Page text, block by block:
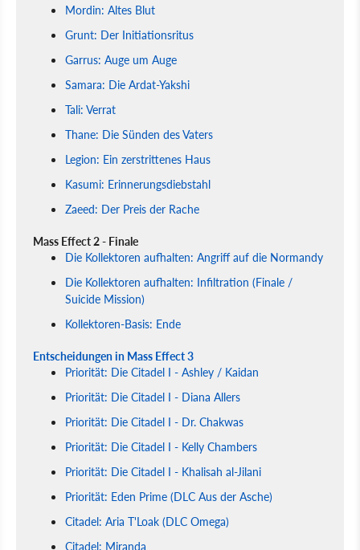
Mordin: Altes Blut
Grunt: Der Initiationsritus
Garrus: Auge um Auge
Samara: Die Ardat-Yakshi
Tali: Verrat
Thane: Die Sünden des Vaters
Legion: Ein zerstrittenes Haus
Kasumi: Erinnerungsdiebstahl
Zaeed: Der Preis der Rache
Mass Effect 2 - Finale
Die Kollektoren aufhalten: Angriff auf die Normandy
Die Kollektoren aufhalten: Infiltration (Finale /
Suicide Mission)
Kollektoren-Basis: Ende
Entscheidungen in Mass Effect 3
Priorität: Die Citadel I - Ashley / Kaidan
Priorität: Die Citadel I - Diana Allers
Priorität: Die Citadel I - Dr. Chakwas
Priorität: Die Citadel I - Kelly Chambers
Priorität: Die Citadel I - Khalisah al-Jilani
Priorität: Eden Prime (DLC Aus der Asche)
Citadel: Aria T'Loak (DLC Omega)
Citadel: Miranda